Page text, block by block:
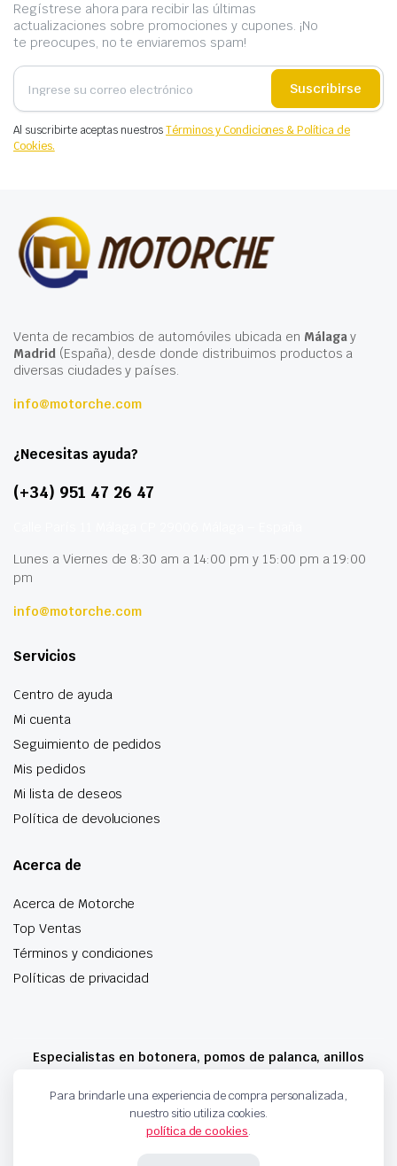
Regístrese ahora para recibir las últimas
actualizaciones sobre promociones y cupones. ¡No
te preocupes, no te enviaremos spam!
Suscribirse
Al suscribirte aceptas nuestrosTérminos y Condiciones & Política de
Cookies.
Venta de recambios de automóviles ubicada en Málagay
Madrid(España), desde donde distribuimos productos a
diversas ciudades y países.
info@motorche.com
¿Necesitas ayuda?
(+34) 951 47 26 47
Lunes a Viernes de 8:30 am a 14:00 pm y 15:00 pm a 19:00
pm
info@motorche.com
Servicios
Centro de ayuda
Mi cuenta
Seguimiento de pedidos
Mis pedidos
Mi lista de deseos
Política de devoluciones
Acerca de
Acerca de Motorche
Top Ventas
Términos y condiciones
Políticas de privacidad
Especialistas en botonera, pomos de palanca, anillos
Copyright 2024 © Motorche Autoparts. Todos los derechos reservados
Para brindarle una experiencia de compra personalizada,
nuestro sitio utiliza cookies.
política de cookies.